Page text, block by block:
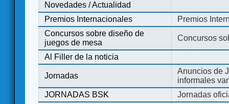
Novedades / Actualidad
Premios Internacionales
Premios
Concursos sobre diseño de
juegos de mesa
Concursos
Al Filler de la noticia
Jornadas
Anuncios de
informales
JORNADAS BSK
Jornadas